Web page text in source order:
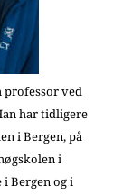
professor ved
har tidligere
i Bergen, på
i
Bergen og i